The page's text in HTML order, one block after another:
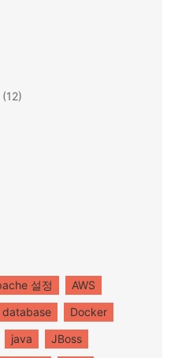
(12)
설정
AWS
database
Docker
java
JBoss